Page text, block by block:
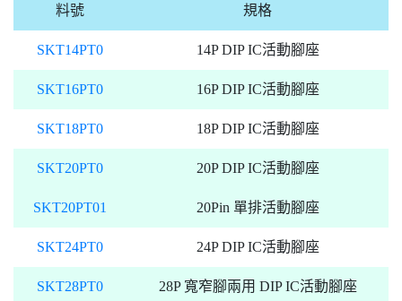
料號 規格
SKT14PT0 14P DIP IC活動腳座
SKT16PT0 16P DIP IC活動腳座
SKT18PT0 18P DIP IC活動腳座
SKT20PT0 20P DIP IC活動腳座
SKT20PT01 20Pin 單排活動腳座
SKT24PT0 24P DIP IC活動腳座
SKT28PT0 28P 寬窄腳兩用 DIP IC活動腳座